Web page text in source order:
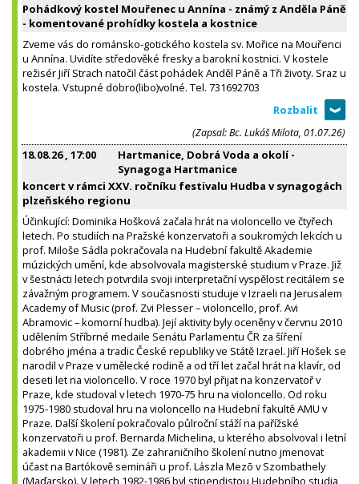
Pohádkový kostel Mouřenec u Annína - známý z Anděla Páně
- komentované prohídky kostela a kostnice
Zveme vás do románsko-gotického kostela sv. Mořice na Mouřenci
u Annína. Uvidíte středověké fresky a barokní kostnici. V kostele
režisér Jiří Strach natočil část pohádek Anděl Páně a Tři životy. Sraz u
kostela. Vstupné dobro(libo)volné. Tel. 731692703
(Zapsal: Bc. Lukáš Milota, 01.07.26)
18.08.26, 17:00
Hartmanice, Dobrá Voda a okolí -
Synagoga Hartmanice
koncert v rámci XXV. ročníku festivalu Hudba v synagogách
plzeňského regionu
Účinkující: Dominika Hošková začala hrát na violoncello ve čtyřech
letech. Po studiích na Pražské konzervatoři a soukromých lekcích u
prof. Miloše Sádla pokračovala na Hudební fakultě Akademie
múzických umění, kde absolvovala magisterské studium v Praze. Již
v šestnácti letech potvrdila svoji interpretační vyspělost recitálem se
závažným programem. V současnosti studuje v Izraeli na Jerusalem
Academy of Music (prof. Zvi Plesser – violoncello, prof. Avi
Abramovic – komorní hudba). Její aktivity byly oceněny v červnu 2010
udělením Stříbrné medaile Senátu Parlamentu ČR za šíření
dobrého jména a tradic České republiky ve Státě Izrael. Jiří Hošek se
narodil v Praze v umělecké rodině a od tří let začal hrát na klavír, od
deseti let na violoncello. V roce 1970 byl přijat na konzervatoř v
Praze, kde studoval v letech 1970-75 hru na violoncello. Od roku
1975-1980 studoval hru na violoncello na Hudební fakultě AMU v
Praze. Další školení pokračovalo půlroční stáží na pařížské
konzervatoři u prof. Bernarda Michelina, u kterého absolvoval i letní
akademii v Nice (1981). Ze zahraničního školení nutno jmenovat
účast na Bartókově semináři u prof. Lászla Mezõ v Szombathely
(Maďarsko). V letech 1982-1986 byl stipendistou Hudebního studia